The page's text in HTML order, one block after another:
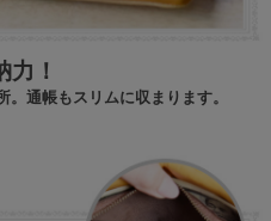
！
通帳もスリムに収まります。